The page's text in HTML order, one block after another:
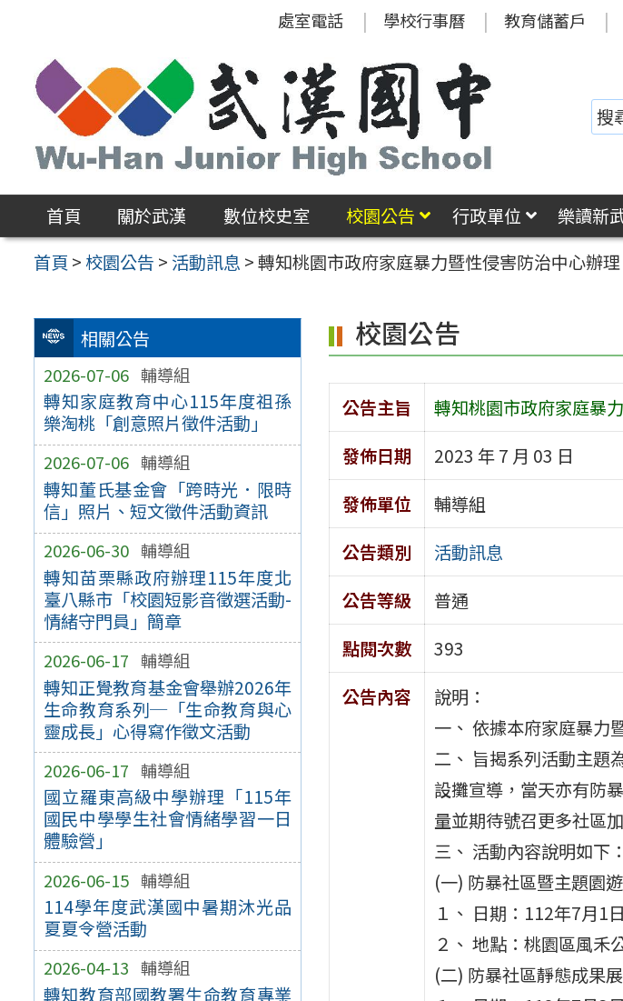
區
處室電話 學校行事曆 教育儲蓄戶
首頁 關於武漢 數位校史室 校園公告 行政單位 樂讀新
首頁 >校園公告 > 活動訊息 >轉知桃園市政府家庭暴力暨性侵害防治中心辦
相關公告
2026-07-06 輔導組
轉知家庭教育中心115年度祖孫
樂淘桃「創意照片徵件活動」
2026-07-06 輔導組
轉知董氏基金會「跨時光．限時
信」照片、短文徵件活動資訊
2026-06-30 輔導組
轉知苗栗縣政府辦理115年度北
臺八縣市「校園短影音徵選活動-
情緒守門員」簡章
2026-06-17 輔導組
轉知正覺教育基金會舉辦2026年
生命教育系列─「生命教育與心
靈成長」心得寫作徵文活動
2026-06-17 輔導組
國立羅東高級中學辦理「115年
國民中學學生社會情緒學習一日
體驗營」
2026-06-15 輔導組
114學年度武漢國中暑期沐光品
夏夏令營活動
2026-04-13 輔導組
轉知教育部國教署生命教育專業
校園公告
公告主旨
轉知桃園市政府家庭暴
發佈日期
2023 年 7 月 03 日
發佈單位
輔導組
公告類別
活動訊息
公告等級
普通
點閱次數
393
公告內容
說明：
一、 依據本府家庭暴力
二、 旨揭系列活動主題
設攤宣導，當天亦有防
量並期待號召更多社區
三、 活動內容說明如下：
(一) 防暴社區暨主題園遊
１、 日期：112年7月1
２、 地點：桃園區風禾
(二) 防暴社區靜態成果展